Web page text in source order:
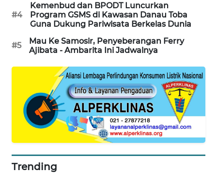
#4
Kemenbud dan BPODT Luncurkan
Program GSMS di Kawasan Danau Toba
Guna Dukung Pariwisata Berkelas Dunia
#5
Mau Ke Samosir, Penyeberangan Ferry
Ajibata - Ambarita Ini Jadwalnya
Trending